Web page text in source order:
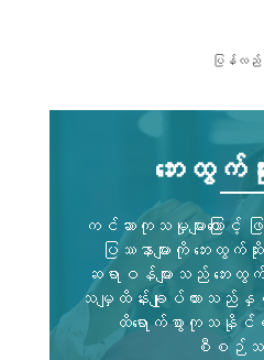
တစ်လျှောက်အနာ
အူသိမ်ဆီသို့ ပျံ့နှံ့
တယ်။
အဆင့် ၃ခ- ကင်
သို့ ပျံ့နှံ့ပြီး
သို့မဟုတ် ယင်း
အဆင့် ၃ဂ- ကင်
ပျံ့နှံ့သွားပြီး
ခြင်း နဲ့/သို့
ဖုများဆီ ပျံ့နှံ့
အဆင့် ၄- အဆင့် ၄
ဒုတိယကင်ဆာဖြစ်နိုင်ခ
သူတွေနဲ့ တူညီနိုင်ခြင်း
ဘူး။
နောက်ပိုင်းသက်ရော
ရင်းနှီးတဲ့ ဆေးဘက်ဆိုင်
ရေရှည်ဂရုစိုက်မှုကလ
သူအားလုံးအတွက် အရေးကြီ
ပြန်လ
ဘေးထွက်ဆိုး
ကင်ဆာကုသမှုများကြောင့် ဖြ
ပြဿနာများကို ဘေးထွက်ဆို
ဆရာဝန်များသည် ဘေးထွက်
သမျှထိန်းချုပ်ထားသ
ထိရောက်စွာကုသနိုင်
စီစဉ်